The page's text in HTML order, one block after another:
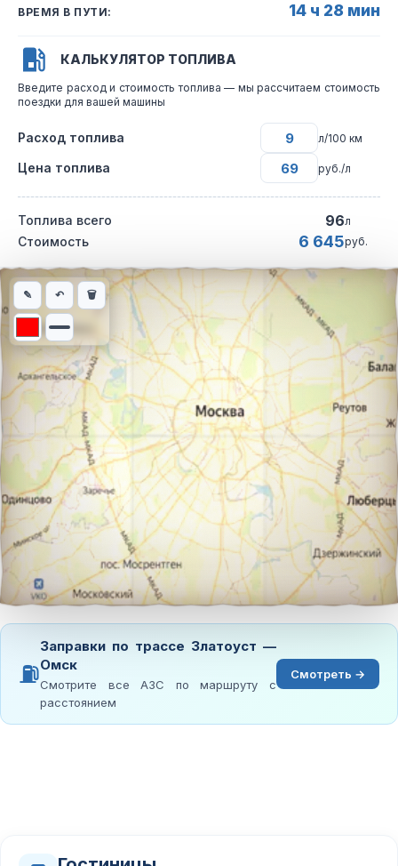
ВРЕМЯ В ПУТИ: 14 ч 28 мин
КАЛЬКУЛЯТОР ТОПЛИВА
Введите расход и стоимость топлива — мы рассчитаем стоимость
поездки для вашей машины
Расход топлива л/100 км
Цена топлива руб./л
Топлива всего 96л
Стоимость 6 645руб.
Интерактивная карта автомобильного маршрута из города
✎ ↶ 🗑
⛽
Заправки по трассе Златоуст —
Омск
Смотрите все АЗС по маршруту с
расстоянием
Смотреть →